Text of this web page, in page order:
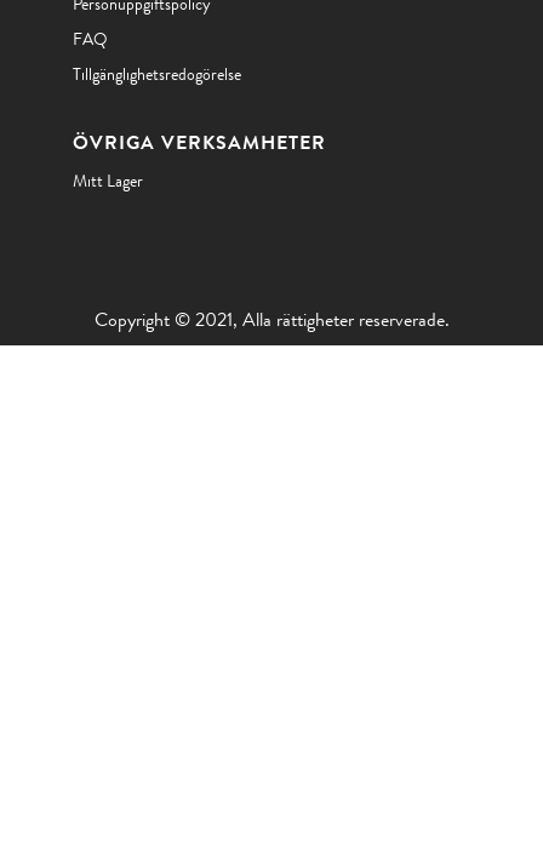
FAQ
Tillgänglighetsredogörelse
ÖVRIGA VERKSAMHETER
Mitt Lager
Copyright © 2021, Alla rättigheter reserverade.